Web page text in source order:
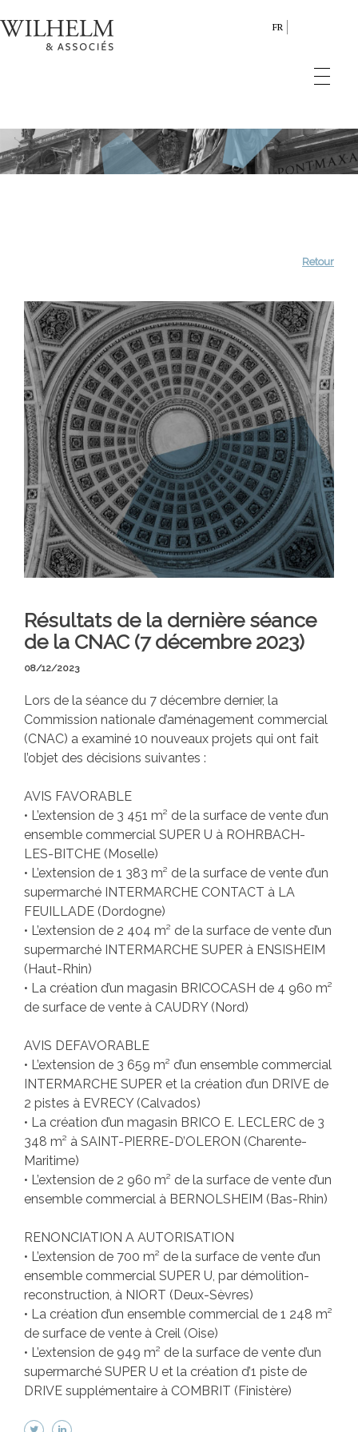
FR
Retour
Résultats de la dernière séance
de la CNAC (7 décembre 2023)
08/12/2023
Lors de la séance du 7 décembre dernier, la
Commission nationale d’aménagement commercial
(CNAC) a examiné 10 nouveaux projets qui ont fait
l’objet des décisions suivantes :
AVIS FAVORABLE
• L’extension de 3 451 m² de la surface de vente d’un
ensemble commercial SUPER U à ROHRBACH-
LES-BITCHE (Moselle)
• L’extension de 1 383 m² de la surface de vente d’un
supermarché INTERMARCHE CONTACT à LA
FEUILLADE (Dordogne)
• L’extension de 2 404 m² de la surface de vente d’un
supermarché INTERMARCHE SUPER à ENSISHEIM
(Haut-Rhin)
• La création d’un magasin BRICOCASH de 4 960 m²
de surface de vente à CAUDRY (Nord)
AVIS DEFAVORABLE
• L’extension de 3 659 m² d’un ensemble commercial
INTERMARCHE SUPER et la création d’un DRIVE de
2 pistes à EVRECY (Calvados)
• La création d’un magasin BRICO E. LECLERC de 3
348 m² à SAINT-PIERRE-D’OLERON (Charente-
Maritime)
• L’extension de 2 960 m² de la surface de vente d’un
ensemble commercial à BERNOLSHEIM (Bas-Rhin)
RENONCIATION A AUTORISATION
• L’extension de 700 m² de la surface de vente d’un
ensemble commercial SUPER U, par démolition-
reconstruction, à NIORT (Deux-Sèvres)
• La création d’un ensemble commercial de 1 248 m²
de surface de vente à Creil (Oise)
• L’extension de 949 m² de la surface de vente d’un
supermarché SUPER U et la création d’1 piste de
DRIVE supplémentaire à COMBRIT (Finistère)